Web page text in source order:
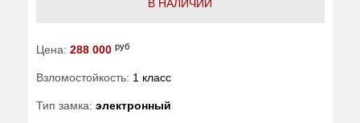
В НАЛИЧИИ
Цена: 288 000 руб
Взломостойкость: 1 класс
Тип замка: электронный